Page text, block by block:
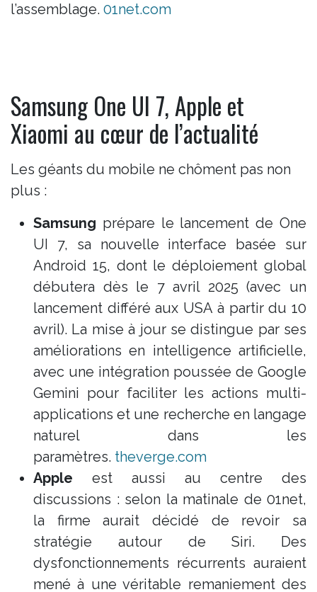
l’assemblage. 01net.com
Samsung One UI 7, Apple et
Xiaomi au cœur de l’actualité
Les géants du mobile ne chôment pas non
plus :
Samsung prépare le lancement de One
UI 7, sa nouvelle interface basée sur
Android 15, dont le déploiement global
débutera dès le 7 avril 2025 (avec un
lancement différé aux USA à partir du 10
avril). La mise à jour se distingue par ses
améliorations en intelligence artificielle,
avec une intégration poussée de Google
Gemini pour faciliter les actions multi-
applications et une recherche en langage
naturel dans les
paramètres. theverge.com
Apple est aussi au centre des
discussions : selon la matinale de 01net,
la firme aurait décidé de revoir sa
stratégie autour de Siri. Des
dysfonctionnements récurrents auraient
mené à une véritable remaniement des